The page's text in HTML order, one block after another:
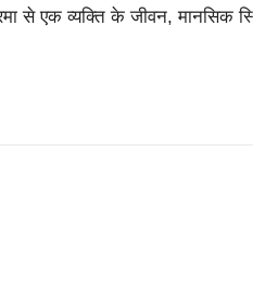
से एक व्यक्ति के जीवन, मानसिक